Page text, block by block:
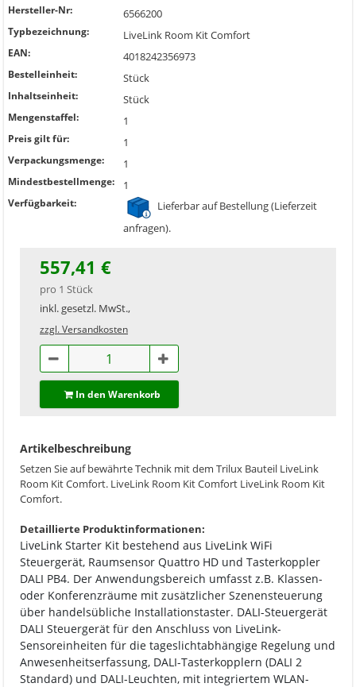
Hersteller-Nr: 6566200
Typbezeichnung: LiveLink Room Kit Comfort
EAN: 4018242356973
Bestelleinheit: Stück
Inhaltseinheit: Stück
Mengenstaffel: 1
Preis gilt für: 1
Verpackungsmenge: 1
Mindestbestellmenge: 1
Verfügbarkeit:
Lieferbar auf Bestellung (Lieferzeit
anfragen).
557,41 €
pro 1 Stück
inkl. gesetzl. MwSt.,
zzgl. Versandkosten
In den Warenkorb
Artikelbeschreibung
Setzen Sie auf bewährte Technik mit dem Trilux Bauteil LiveLink
Room Kit Comfort. LiveLink Room Kit Comfort LiveLink Room Kit
Comfort.
Detaillierte Produktinformationen:
LiveLink Starter Kit bestehend aus LiveLink WiFi
Steuergerät, Raumsensor Quattro HD und Tasterkoppler
DALI PB4. Der Anwendungsbereich umfasst z.B. Klassen-
oder Konferenzräume mit zusätzlicher Szenensteuerung
über handelsübliche Installationstaster. DALI-Steuergerät
DALI Steuergerät für den Anschluss von LiveLink-
Sensoreinheiten für die tageslichtabhängige Regelung und
Anwesenheitserfassung, DALI-Tasterkopplern (DALI 2
Standard) und DALI-Leuchten, mit integriertem WLAN-